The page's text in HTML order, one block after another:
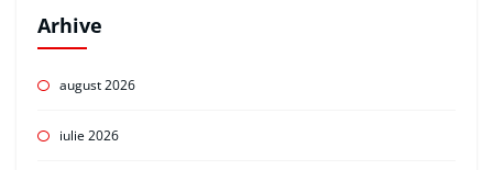
Arhive
august 2026
iulie 2026